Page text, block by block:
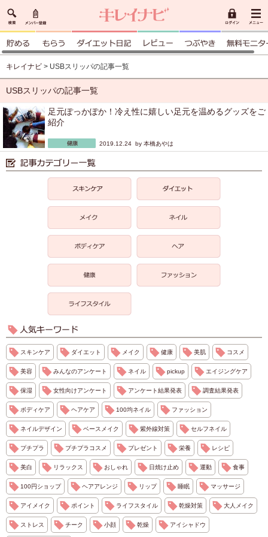
キレイナビ > USBスリッパの記事一覧
USBスリッパの記事一覧
足元ぽっかぽか！冷え性に嬉しい足元を温めるグッズをご
紹介
2019.12.24 by 本橋あやは
スキンケア ダイエット メイク 健康 美肌 コスメ
美容 みんなのアンケート ネイル pickup エイジングケア
保湿 女性向けアンケート アンケート結果発表 調査結果発表
ボディケア ヘアケア 100均ネイル ファッション
ネイルデザイン ベースメイク 紫外線対策 セルフネイル
プチプラ プチプラコスメ プレゼント 栄養 レシピ
美白 リラックス おしゃれ 日焼け止め 運動 食事
100円ショップ ヘアアレンジ リップ 睡眠 マッサージ
アイメイク ポイント ライフスタイル 乾燥対策 大人メイク
ストレス チーク 小顔 乾燥 アイシャドウ